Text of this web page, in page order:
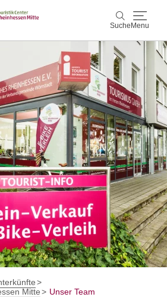
Suche Menu
Suche
Mitte
Aktiv & Natur
Wein & Genuss
& Events
& Unterkünfte
Karte
Rheinhessen Blog
Mitte
Unser Team